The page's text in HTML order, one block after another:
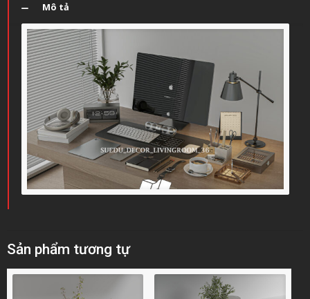
Mô tả
Sản phẩm tương tự